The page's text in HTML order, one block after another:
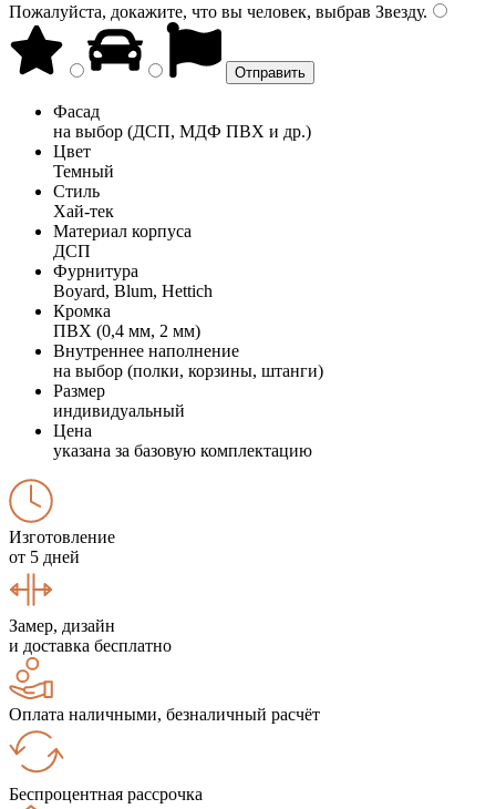
Пожалуйста, докажите, что вы человек, выбрав Звезду.
Фасад
на выбор (ДСП, МДФ ПВХ и др.)
Цвет
Темный
Стиль
Хай-тек
Материал корпуса
ДСП
Фурнитура
Boyard, Blum, Hettich
Кромка
ПВХ (0,4 мм, 2 мм)
Внутреннее наполнение
на выбор (полки, корзины, штанги)
Размер
индивидуальный
Цена
указана за базовую комплектацию
Изготовление
от 5 дней
Замер, дизайн
и доставка бесплатно
Оплата наличными, безналичный расчёт
Беспроцентная рассрочка